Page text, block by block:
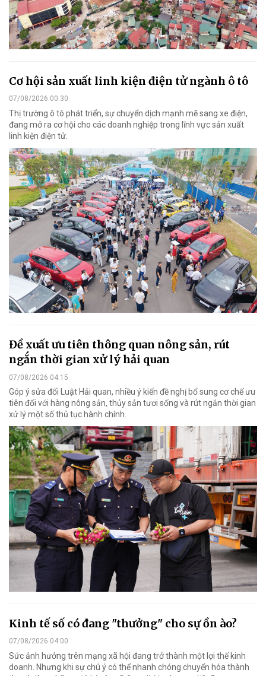
Cơ hội sản xuất linh kiện điện tử ngành ô tô
07/08/2026 00:30
Thị trường ô tô phát triển, sự chuyển dịch mạnh mẽ sang xe điện,
đang mở ra cơ hội cho các doanh nghiệp trong lĩnh vực sản xuất
linh kiện điện tử.
Đề xuất ưu tiên thông quan nông sản, rút
ngắn thời gian xử lý hải quan
07/08/2026 04:15
Góp ý sửa đổi Luật Hải quan, nhiều ý kiến đề nghị bổ sung cơ chế ưu
tiên đối với hàng nông sản, thủy sản tươi sống và rút ngắn thời gian
xử lý một số thủ tục hành chính.
Kinh tế số có đang "thưởng" cho sự ồn ào?
07/08/2026 04:00
Sức ảnh hưởng trên mạng xã hội đang trở thành một lợi thế kinh
doanh. Nhưng khi sự chú ý có thể nhanh chóng chuyển hóa thành